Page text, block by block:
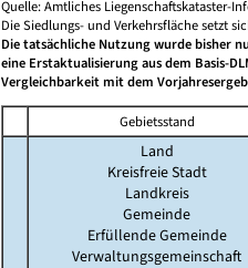
Quelle: Amtliches Liegenschaftskataster-
Die Siedlungs- und Verkehrsfläche setzt
Die tatsächliche Nutzung wurde bisher
eine Erstaktualisierung aus dem Basis-
Vergleichbarkeit mit dem
Gebietsstand
Land
Kreisfreie Stadt
Landkreis
Gemeinde
Erfüllende Gemeinde
Verwaltungsgemeinschaft